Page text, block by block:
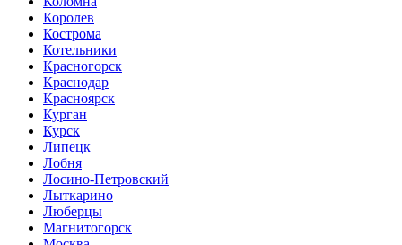
Королев
Кострома
Котельники
Красногорск
Краснодар
Красноярск
Курган
Курск
Липецк
Лобня
Лосино-Петровский
Лыткарино
Люберцы
Магнитогорск